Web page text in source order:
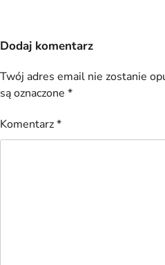
Dodaj komentarz
Twój adres email nie zostanie
są oznaczone *
Komentarz*